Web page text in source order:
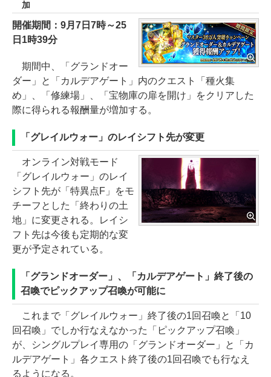
加
開催期間：9月7日7時～25
日1時39分
期間中、「グランドオー
ダー」と「カルデアゲート」内のクエスト「種火集
め」、「修練場」、「宝物庫の扉を開け」をクリアした
際に得られる報酬量が増加する。
「グレイルウォー」のレイシフト先が変更
オンライン対戦モード
「グレイルウォー」のレイ
シフト先が「特異点F」をモ
チーフとした「終わりの土
地」に変更される。レイシ
フト先は今後も定期的な変
更が予定されている。
「グランドオーダー」、「カルデアゲート」終了後の
召喚でピックアップ召喚が可能に
これまで「グレイルウォー」終了後の1回召喚と「10
回召喚」でしか行なえなかった「ピックアップ召喚」
が、シングルプレイ専用の「グランドオーダー」と「カ
ルデアゲート」各クエスト終了後の1回召喚でも行なえ
るようになる。